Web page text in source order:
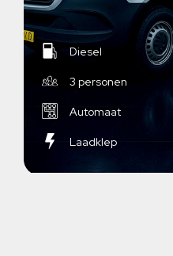
Diesel
3 personen
Automaat
Laadklep